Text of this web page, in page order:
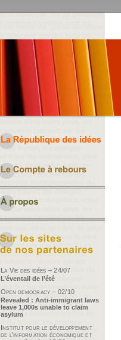
La Vie des idées – 24/07
L’éventail de l’été
Open democracy – 02/10
Revealed : Anti-immigrant laws
leave 1,000s unable to claim
asylum
Institut pour le développement
de l’information économique et